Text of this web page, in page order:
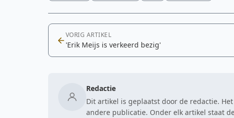
VORIG ARTIKEL
'Erik Meijs is verkeerd bezig'
Redactie
Dit artikel is geplaatst door de redactie.
andere publicatie. Onder elk artikel staat